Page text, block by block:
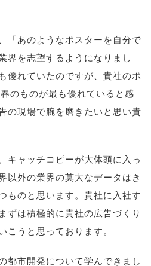
「あのようなポスターを自分で
界を志望するようになりまし
優れていたのですが、貴社のポ
のものが最も優れていると感
の現場で腕を磨きたいと思い貴
キャッチコピーが大体頭に入っ
以外の業界の莫大なデータはき
ものと思います。貴社に入社す
ずは積極的に貴社の広告づくり
こうと思っております。
市開発について学んできまし